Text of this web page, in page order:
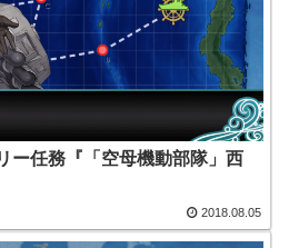
ー任務『「空母機動部隊」西
2018.08.05